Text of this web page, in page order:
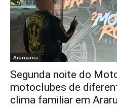
Araruama
Segunda noite do
motoclubes de
clima familiar em